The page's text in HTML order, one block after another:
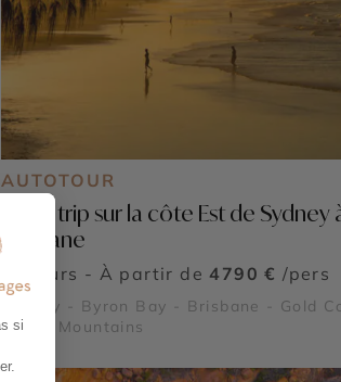
AUTOTOUR
Road trip sur la côte Est de Sydney
Brisbane
16 jours - À partir de 4790 € /pers
Sydney - Byron Bay - Brisbane - Gold
- Blue Mountains